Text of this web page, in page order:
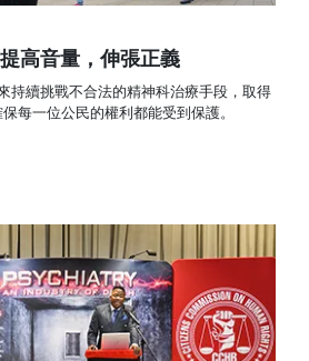
高音量，伸張正義
持續挑戰不合法的精神科治療手段，取得
每一位公民的權利都能受到保護。